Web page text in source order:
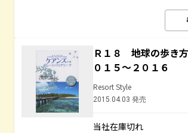
Ｒ１８ 地球の歩き
０１５～２０１６
Resort Style
2015.04.03 発売
当社在庫切れ